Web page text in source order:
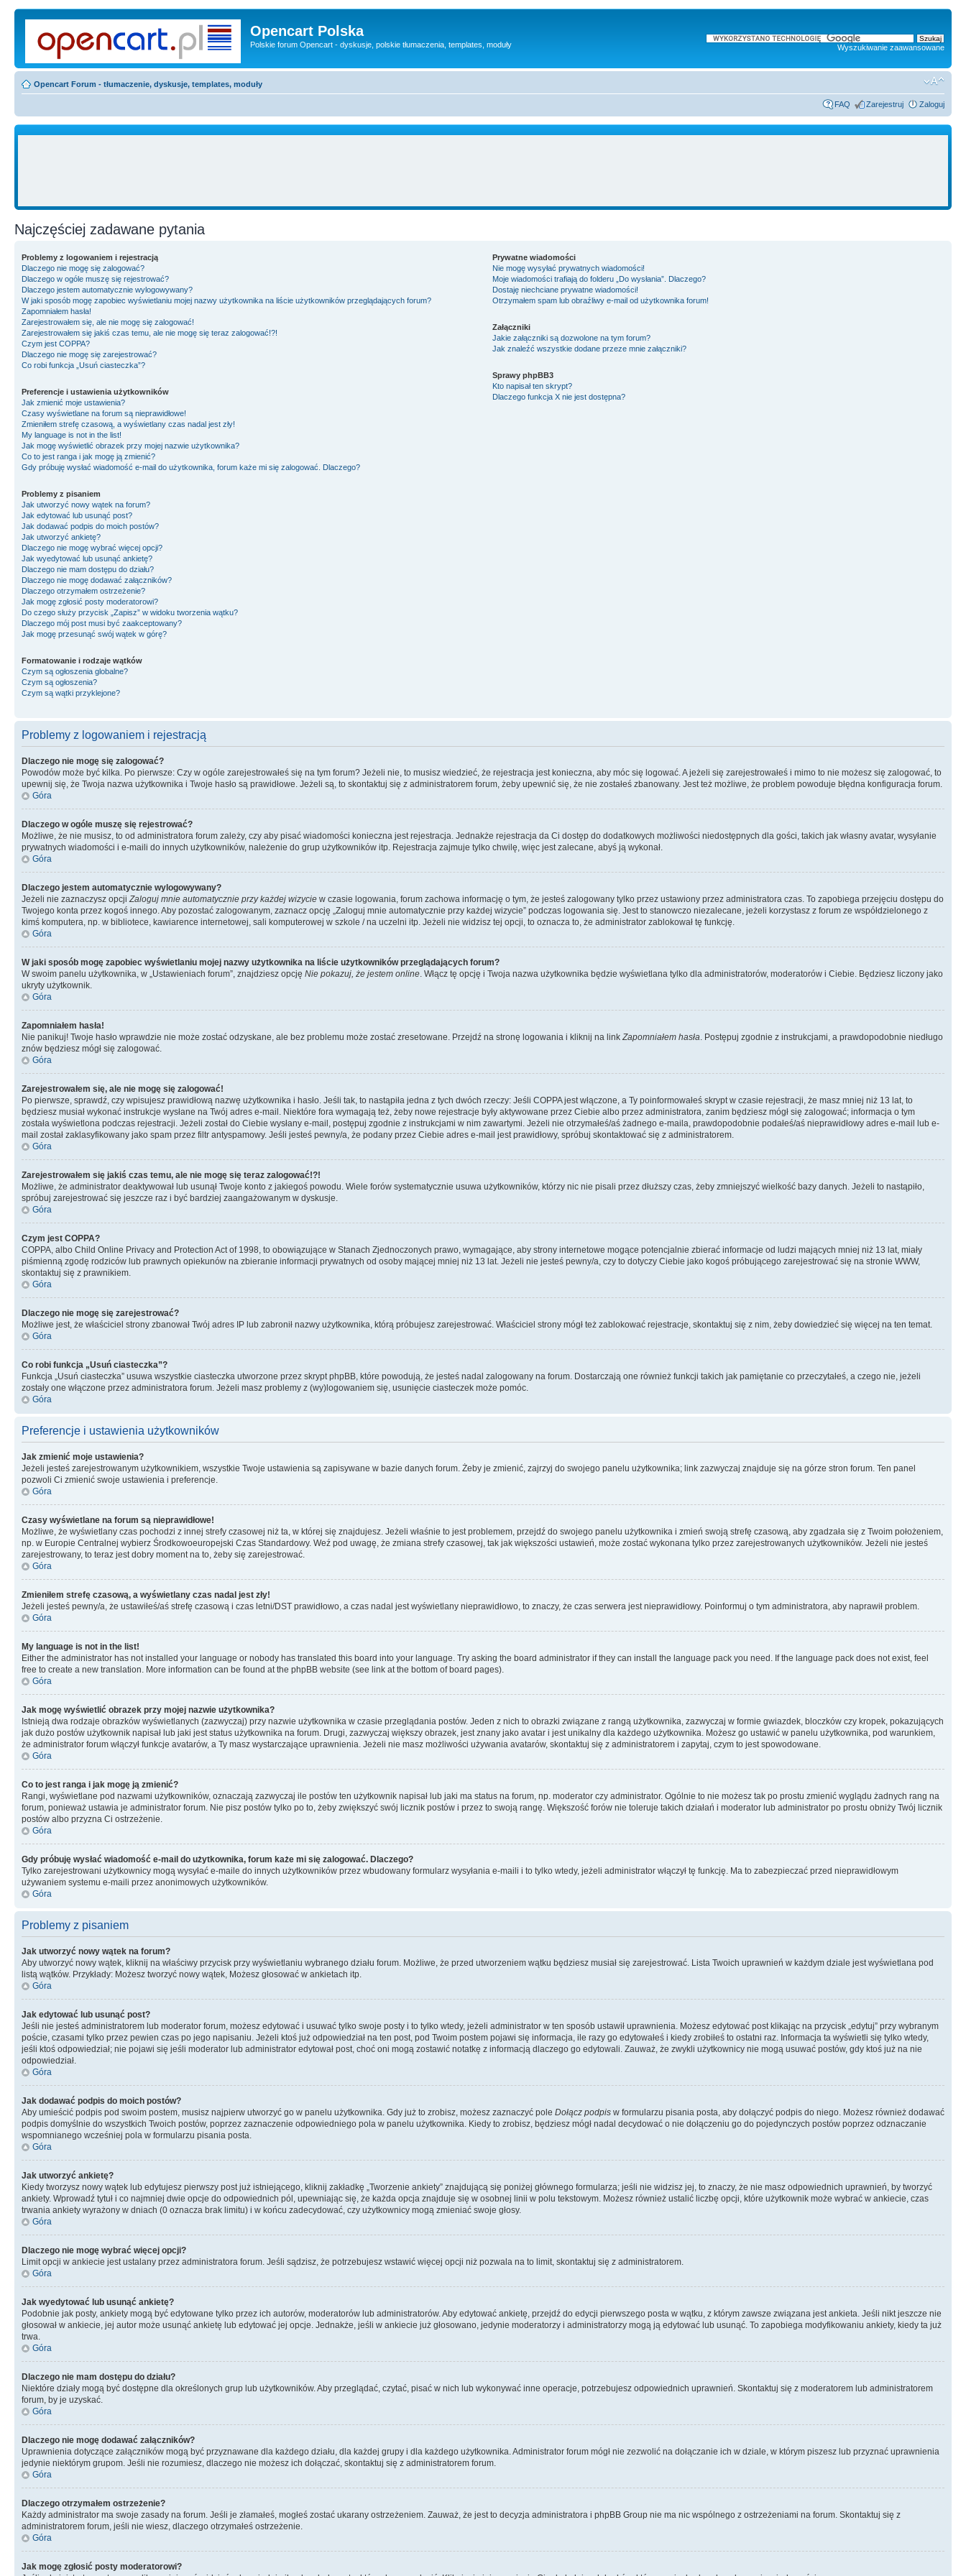
Opencart Polska
Polskie forum Opencart - dyskusje, polskie tłumaczenia, templates, moduły Wyszukiwanie zaawansowane
Opencart Forum - tłumaczenie, dyskusje, templates, moduły
FAQ Zarejestruj Zaloguj
Najczęściej zadawane pytania
Problemy z logowaniem i rejestracją
Dlaczego nie mogę się zalogować?
Dlaczego w ogóle muszę się rejestrować?
Dlaczego jestem automatycznie wylogowywany?
W jaki sposób mogę zapobiec wyświetlaniu mojej nazwy użytkownika na liście użytkowników przeglądających forum?
Zapomniałem hasła!
Zarejestrowałem się, ale nie mogę się zalogować!
Zarejestrowałem się jakiś czas temu, ale nie mogę się teraz zalogować!?!
Czym jest COPPA?
Dlaczego nie mogę się zarejestrować?
Co robi funkcja „Usuń ciasteczka”?
Preferencje i ustawienia użytkowników
Jak zmienić moje ustawienia?
Czasy wyświetlane na forum są nieprawidłowe!
Zmieniłem strefę czasową, a wyświetlany czas nadal jest zły!
My language is not in the list!
Jak mogę wyświetlić obrazek przy mojej nazwie użytkownika?
Co to jest ranga i jak mogę ją zmienić?
Gdy próbuję wysłać wiadomość e-mail do użytkownika, forum każe mi się zalogować. Dlaczego?
Problemy z pisaniem
Jak utworzyć nowy wątek na forum?
Jak edytować lub usunąć post?
Jak dodawać podpis do moich postów?
Jak utworzyć ankietę?
Dlaczego nie mogę wybrać więcej opcji?
Jak wyedytować lub usunąć ankietę?
Dlaczego nie mam dostępu do działu?
Dlaczego nie mogę dodawać załączników?
Dlaczego otrzymałem ostrzeżenie?
Jak mogę zgłosić posty moderatorowi?
Do czego służy przycisk „Zapisz” w widoku tworzenia wątku?
Dlaczego mój post musi być zaakceptowany?
Jak mogę przesunąć swój wątek w górę?
Formatowanie i rodzaje wątków
Czym są ogłoszenia globalne?
Czym są ogłoszenia?
Czym są wątki przyklejone?
Prywatne wiadomości
Nie mogę wysyłać prywatnych wiadomości!
Moje wiadomości trafiają do folderu „Do wysłania”. Dlaczego?
Dostaję niechciane prywatne wiadomości!
Otrzymałem spam lub obraźliwy e-mail od użytkownika forum!
Załączniki
Jakie załączniki są dozwolone na tym forum?
Jak znaleźć wszystkie dodane przeze mnie załączniki?
Sprawy phpBB3
Kto napisał ten skrypt?
Dlaczego funkcja X nie jest dostępna?
Problemy z logowaniem i rejestracją
Dlaczego nie mogę się zalogować?
Powodów może być kilka. Po pierwsze: Czy w ogóle zarejestrowałeś się na tym forum? Jeżeli nie, to musisz wiedzieć, że rejestracja jest konieczna, aby móc się logować. A jeżeli się zarejestrowałeś i mimo to nie możesz się zalogować, to
upewnij się, że Twoja nazwa użytkownika i Twoje hasło są prawidłowe. Jeżeli są, to skontaktuj się z administratorem forum, żeby upewnić się, że nie zostałeś zbanowany. Jest też możliwe, że problem powoduje błędna konfiguracja forum.
Góra
Dlaczego w ogóle muszę się rejestrować?
Możliwe, że nie musisz, to od administratora forum zależy, czy aby pisać wiadomości konieczna jest rejestracja. Jednakże rejestracja da Ci dostęp do dodatkowych możliwości niedostępnych dla gości, takich jak własny avatar, wysyłanie
prywatnych wiadomości i e-maili do innych użytkowników, należenie do grup użytkowników itp. Rejestracja zajmuje tylko chwilę, więc jest zalecane, abyś ją wykonał.
Góra
Dlaczego jestem automatycznie wylogowywany?
Jeżeli nie zaznaczysz opcjiZaloguj mnie automatycznie przy każdej wizycie w czasie logowania, forum zachowa informację o tym, że jesteś zalogowany tylko przez ustawiony przez administratora czas. To zapobiega przejęciu dostępu do
Twojego konta przez kogoś innego. Aby pozostać zalogowanym, zaznacz opcję „Zaloguj mnie automatycznie przy każdej wizycie” podczas logowania się. Jest to stanowczo niezalecane, jeżeli korzystasz z forum ze współdzielonego z
kimś komputera, np. w bibliotece, kawiarence internetowej, sali komputerowej w szkole / na uczelni itp. Jeżeli nie widzisz tej opcji, to oznacza to, że administrator zablokował tę funkcję.
Góra
W jaki sposób mogę zapobiec wyświetlaniu mojej nazwy użytkownika na liście użytkowników przeglądających forum?
W swoim panelu użytkownika, w „Ustawieniach forum”, znajdziesz opcję Nie pokazuj, że jestem online. Włącz tę opcję i Twoja nazwa użytkownika będzie wyświetlana tylko dla administratorów, moderatorów i Ciebie. Będziesz liczony jako
ukryty użytkownik.
Góra
Zapomniałem hasła!
Nie panikuj! Twoje hasło wprawdzie nie może zostać odzyskane, ale bez problemu może zostać zresetowane. Przejdź na stronę logowania i kliknij na linkZapomniałem hasła. Postępuj zgodnie z instrukcjami, a prawdopodobnie niedługo
znów będziesz mógł się zalogować.
Góra
Zarejestrowałem się, ale nie mogę się zalogować!
Po pierwsze, sprawdź, czy wpisujesz prawidłową nazwę użytkownika i hasło. Jeśli tak, to nastąpiła jedna z tych dwóch rzeczy: Jeśli COPPA jest włączone, a Ty poinformowałeś skrypt w czasie rejestracji, że masz mniej niż 13 lat, to
będziesz musiał wykonać instrukcje wysłane na Twój adres e-mail. Niektóre fora wymagają też, żeby nowe rejestracje były aktywowane przez Ciebie albo przez administratora, zanim będziesz mógł się zalogować; informacja o tym
została wyświetlona podczas rejestracji. Jeżeli został do Ciebie wysłany e-mail, postępuj zgodnie z instrukcjami w nim zawartymi. Jeżeli nie otrzymałeś/aś żadnego e-maila, prawdopodobnie podałeś/aś nieprawidłowy adres e-mail lub e-
mail został zaklasyfikowany jako spam przez filtr antyspamowy. Jeśli jesteś pewny/a, że podany przez Ciebie adres e-mail jest prawidłowy, spróbuj skontaktować się z administratorem.
Góra
Zarejestrowałem się jakiś czas temu, ale nie mogę się teraz zalogować!?!
Możliwe, że administrator deaktywował lub usunął Twoje konto z jakiegoś powodu. Wiele forów systematycznie usuwa użytkowników, którzy nic nie pisali przez dłuższy czas, żeby zmniejszyć wielkość bazy danych. Jeżeli to nastąpiło,
spróbuj zarejestrować się jeszcze raz i być bardziej zaangażowanym w dyskusje.
Góra
Czym jest COPPA?
COPPA, albo Child Online Privacy and Protection Act of 1998, to obowiązujące w Stanach Zjednoczonych prawo, wymagające, aby strony internetowe mogące potencjalnie zbierać informacje od ludzi mających mniej niż 13 lat, miały
piśmienną zgodę rodziców lub prawnych opiekunów na zbieranie informacji prywatnych od osoby mającej mniej niż 13 lat. Jeżeli nie jesteś pewny/a, czy to dotyczy Ciebie jako kogoś próbującego zarejestrować się na stronie WWW,
skontaktuj się z prawnikiem.
Góra
Dlaczego nie mogę się zarejestrować?
Możliwe jest, że właściciel strony zbanował Twój adres IP lub zabronił nazwy użytkownika, którą próbujesz zarejestrować. Właściciel strony mógł też zablokować rejestracje, skontaktuj się z nim, żeby dowiedzieć się więcej na ten temat.
Góra
Co robi funkcja „Usuń ciasteczka”?
Funkcja „Usuń ciasteczka” usuwa wszystkie ciasteczka utworzone przez skrypt phpBB, które powodują, że jesteś nadal zalogowany na forum. Dostarczają one również funkcji takich jak pamiętanie co przeczytałeś, a czego nie, jeżeli
zostały one włączone przez administratora forum. Jeżeli masz problemy z (wy)logowaniem się, usunięcie ciasteczek może pomóc.
Góra
Preferencje i ustawienia użytkowników
Jak zmienić moje ustawienia?
Jeżeli jesteś zarejestrowanym użytkownikiem, wszystkie Twoje ustawienia są zapisywane w bazie danych forum. Żeby je zmienić, zajrzyj do swojego panelu użytkownika; link zazwyczaj znajduje się na górze stron forum. Ten panel
pozwoli Ci zmienić swoje ustawienia i preferencje.
Góra
Czasy wyświetlane na forum są nieprawidłowe!
Możliwe, że wyświetlany czas pochodzi z innej strefy czasowej niż ta, w której się znajdujesz. Jeżeli właśnie to jest problemem, przejdź do swojego panelu użytkownika i zmień swoją strefę czasową, aby zgadzała się z Twoim położeniem,
np. w Europie Centralnej wybierz Środkowoeuropejski Czas Standardowy. Weź pod uwagę, że zmiana strefy czasowej, tak jak większości ustawień, może zostać wykonana tylko przez zarejestrowanych użytkowników. Jeżeli nie jesteś
zarejestrowany, to teraz jest dobry moment na to, żeby się zarejestrować.
Góra
Zmieniłem strefę czasową, a wyświetlany czas nadal jest zły!
Jeżeli jesteś pewny/a, że ustawiłeś/aś strefę czasową i czas letni/DST prawidłowo, a czas nadal jest wyświetlany nieprawidłowo, to znaczy, że czas serwera jest nieprawidłowy. Poinformuj o tym administratora, aby naprawił problem.
Góra
My language is not in the list!
Either the administrator has not installed your language or nobody has translated this board into your language. Try asking the board administrator if they can install the language pack you need. If the language pack does not exist, feel
free to create a new translation. More information can be found at the phpBB website (see link at the bottom of board pages).
Góra
Jak mogę wyświetlić obrazek przy mojej nazwie użytkownika?
Istnieją dwa rodzaje obrazków wyświetlanych (zazwyczaj) przy nazwie użytkownika w czasie przeglądania postów. Jeden z nich to obrazki związane z rangą użytkownika, zazwyczaj w formie gwiazdek, bloczków czy kropek, pokazujących
jak dużo postów użytkownik napisał lub jaki jest status użytkownika na forum. Drugi, zazwyczaj większy obrazek, jest znany jako avatar i jest unikalny dla każdego użytkownika. Możesz go ustawić w panelu użytkownika, pod warunkiem,
że administrator forum włączył funkcje avatarów, a Ty masz wystarczające uprawnienia. Jeżeli nie masz możliwości używania avatarów, skontaktuj się z administratorem i zapytaj, czym to jest spowodowane.
Góra
Co to jest ranga i jak mogę ją zmienić?
Rangi, wyświetlane pod nazwami użytkowników, oznaczają zazwyczaj ile postów ten użytkownik napisał lub jaki ma status na forum, np. moderator czy administrator. Ogólnie to nie możesz tak po prostu zmienić wyglądu żadnych rang na
forum, ponieważ ustawia je administrator forum. Nie pisz postów tylko po to, żeby zwiększyć swój licznik postów i przez to swoją rangę. Większość forów nie toleruje takich działań i moderator lub administrator po prostu obniży Twój licznik
postów albo przyzna Ci ostrzeżenie.
Góra
Gdy próbuję wysłać wiadomość e-mail do użytkownika, forum każe mi się zalogować. Dlaczego?
Tylko zarejestrowani użytkownicy mogą wysyłać e-maile do innych użytkowników przez wbudowany formularz wysyłania e-maili i to tylko wtedy, jeżeli administrator włączył tę funkcję. Ma to zabezpieczać przed nieprawidłowym
używaniem systemu e-maili przez anonimowych użytkowników.
Góra
Problemy z pisaniem
Jak utworzyć nowy wątek na forum?
Aby utworzyć nowy wątek, kliknij na właściwy przycisk przy wyświetlaniu wybranego działu forum. Możliwe, że przed utworzeniem wątku będziesz musiał się zarejestrować. Lista Twoich uprawnień w każdym dziale jest wyświetlana pod
listą wątków. Przykłady: Możesz tworzyć nowy wątek, Możesz głosować w ankietach itp.
Góra
Jak edytować lub usunąć post?
Jeśli nie jesteś administratorem lub moderator forum, możesz edytować i usuwać tylko swoje posty i to tylko wtedy, jeżeli administrator w ten sposób ustawił uprawnienia. Możesz edytować post klikając na przycisk „edytuj” przy wybranym
poście, czasami tylko przez pewien czas po jego napisaniu. Jeżeli ktoś już odpowiedział na ten post, pod Twoim postem pojawi się informacja, ile razy go edytowałeś i kiedy zrobiłeś to ostatni raz. Informacja ta wyświetli się tylko wtedy,
jeśli ktoś odpowiedział; nie pojawi się jeśli moderator lub administrator edytował post, choć oni mogą zostawić notatkę z informacją dlaczego go edytowali. Zauważ, że zwykli użytkownicy nie mogą usuwać postów, gdy ktoś już na nie
odpowiedział.
Góra
Jak dodawać podpis do moich postów?
Aby umieścić podpis pod swoim postem, musisz najpierw utworzyć go w panelu użytkownika. Gdy już to zrobisz, możesz zaznaczyć pole Dołącz podpis w formularzu pisania posta, aby dołączyć podpis do niego. Możesz również dodawać
podpis domyślnie do wszystkich Twoich postów, poprzez zaznaczenie odpowiedniego pola w panelu użytkownika. Kiedy to zrobisz, będziesz mógł nadal decydować o nie dołączeniu go do pojedynczych postów poprzez odznaczanie
wspomnianego wcześniej pola w formularzu pisania posta.
Góra
Jak utworzyć ankietę?
Kiedy tworzysz nowy wątek lub edytujesz pierwszy post już istniejącego, kliknij zakładkę „Tworzenie ankiety” znajdującą się poniżej głównego formularza; jeśli nie widzisz jej, to znaczy, że nie masz odpowiednich uprawnień, by tworzyć
ankiety. Wprowadź tytuł i co najmniej dwie opcje do odpowiednich pól, upewniając się, że każda opcja znajduje się w osobnej linii w polu tekstowym. Możesz również ustalić liczbę opcji, które użytkownik może wybrać w ankiecie, czas
trwania ankiety wyrażony w dniach (0 oznacza brak limitu) i w końcu zadecydować, czy użytkownicy mogą zmieniać swoje głosy.
Góra
Dlaczego nie mogę wybrać więcej opcji?
Limit opcji w ankiecie jest ustalany przez administratora forum. Jeśli sądzisz, że potrzebujesz wstawić więcej opcji niż pozwala na to limit, skontaktuj się z administratorem.
Góra
Jak wyedytować lub usunąć ankietę?
Podobnie jak posty, ankiety mogą być edytowane tylko przez ich autorów, moderatorów lub administratorów. Aby edytować ankietę, przejdź do edycji pierwszego posta w wątku, z którym zawsze związana jest ankieta. Jeśli nikt jeszcze nie
głosował w ankiecie, jej autor może usunąć ankietę lub edytować jej opcje. Jednakże, jeśli w ankiecie już głosowano, jedynie moderatorzy i administratorzy mogą ją edytować lub usunąć. To zapobiega modyfikowaniu ankiety, kiedy ta już
trwa.
Góra
Dlaczego nie mam dostępu do działu?
Niektóre działy mogą być dostępne dla określonych grup lub użytkowników. Aby przeglądać, czytać, pisać w nich lub wykonywać inne operacje, potrzebujesz odpowiednich uprawnień. Skontaktuj się z moderatorem lub administratorem
forum, by je uzyskać.
Góra
Dlaczego nie mogę dodawać załączników?
Uprawnienia dotyczące załączników mogą być przyznawane dla każdego działu, dla każdej grupy i dla każdego użytkownika. Administrator forum mógł nie zezwolić na dołączanie ich w dziale, w którym piszesz lub przyznać uprawnienia
jedynie niektórym grupom. Jeśli nie rozumiesz, dlaczego nie możesz ich dołączać, skontaktuj się z administratorem forum.
Góra
Dlaczego otrzymałem ostrzeżenie?
Każdy administrator ma swoje zasady na forum. Jeśli je złamałeś, mogłeś zostać ukarany ostrzeżeniem. Zauważ, że jest to decyzja administratora i phpBB Group nie ma nic wspólnego z ostrzeżeniami na forum. Skontaktuj się z
administratorem forum, jeśli nie wiesz, dlaczego otrzymałeś ostrzeżenie.
Góra
Jak mogę zgłosić posty moderatorowi?